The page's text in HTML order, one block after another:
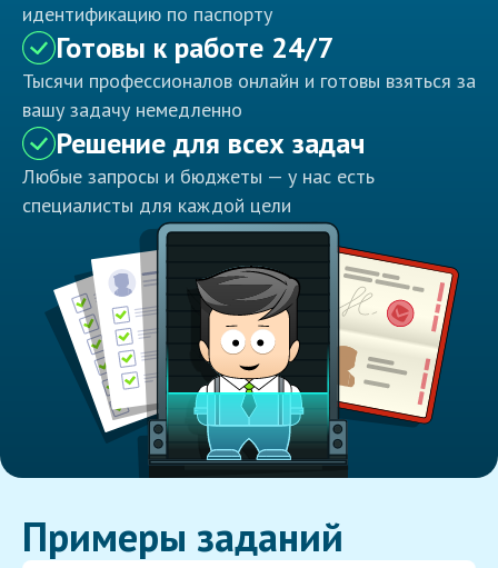
идентификацию по паспорту
Готовы к работе 24/7
Тысячи профессионалов онлайн и готовы взяться за
вашу задачу немедленно
Решение для всех задач
Любые запросы и бюджеты — у нас есть
специалисты для каждой цели
Примеры заданий